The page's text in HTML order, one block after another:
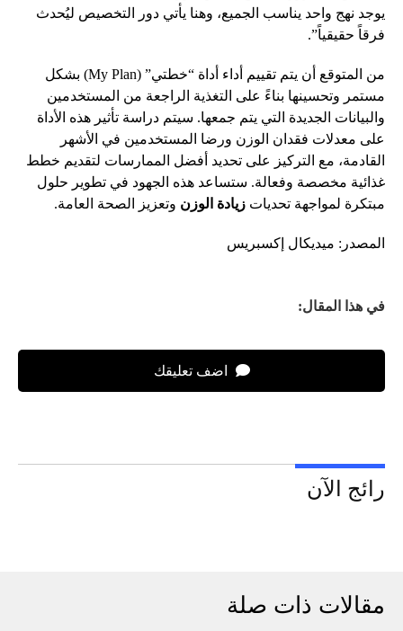
يوجد نهج واحد يناسب الجميع، وهنا يأتي دور التخصيص ليُحدث
فرقاً حقيقياً”.
من المتوقع أن يتم تقييم أداء أداة “خطتي” (My Plan) بشكل
مستمر وتحسينها بناءً على التغذية الراجعة من المستخدمين
والبيانات الجديدة التي يتم جمعها. سيتم دراسة تأثير هذه الأداة
على معدلات فقدان الوزن ورضا المستخدمين في الأشهر
القادمة، مع التركيز على تحديد أفضل الممارسات لتقديم خطط
غذائية مخصصة وفعالة. ستساعد هذه الجهود في تطوير حلول
مبتكرة لمواجهة تحديات زيادة الوزن وتعزيز الصحة العامة.
المصدر: ميديكال إكسبريس
في هذا المقال:
اضف تعليقك
رائج الآن
مقالات ذات صلة